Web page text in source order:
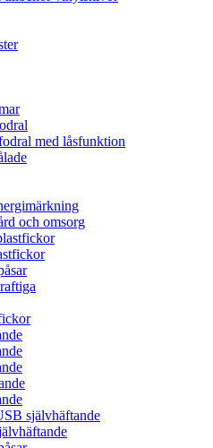
med låsfunktion
och omsorg
självhäftande